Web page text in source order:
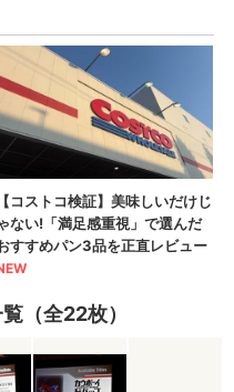
（全22枚）